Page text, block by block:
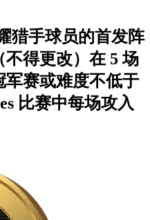
猎手球员的首发阵
不得更改）在 5 场
军赛或难度不低于
比赛中每场攻入